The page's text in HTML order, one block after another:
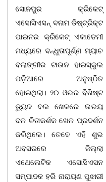
ସୋନପୁର କ୍ରିକେଟ୍
ଏସୋସିଏସନ୍ ବନାମ ଡିଷ୍ଟ୍ରିକ୍ଟ
ପାଇନର କ୍ରିକେଟ୍ ଏକାଡେମୀ
ମଧ୍ୟରେ ବନ୍ଧୁତାପୂର୍ଣ୍ଣ ମ୍ୟାଚ
ବଲାଙ୍ଗୀର ଟାଉନ ହାଇସ୍କୁଲ
ପଡ଼ିଆରେ ଅନୁଷ୍ଠିତ
ହୋଇଥିଲା। ୨୦ ଓଭର ବିଶିଷ୍ଟ
ଡ୍ୟୁଜ ବଲ ଖେଳରେ ଉଭୟ
ଦଳ ଚିତାକର୍ଶକ ଖେଳ ପ୍ରଦର୍ଶନ
କରିଥିଲେ। ତେବେ ଏହି ଶୁଭ
ଅବସରରେ ଜିଲ୍ଲା
ଏଥେଲେଟିକ ଏସୋସିଏସନ
ସମ୍ପାଦକ ହରି ନାରାୟଣ ପୁଝାରୀ